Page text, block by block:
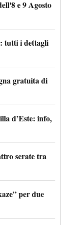
e 9 Agosto
tutti i dettagli
gratuita di
d’Este: info,
serate tra
per due